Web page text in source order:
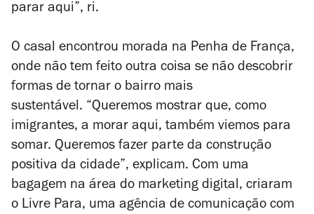
parar aqui” , ri.
O casal encontrou morada na Penha de França,
onde não tem feito outra coisa se não descobrir
formas de tornar o bairro mais
sustentável. “Queremos mostrar que, como
imigrantes, a morar aqui, também viemos para
somar. Queremos fazer parte da construção
positiva da cidade”, explicam. Com uma
bagagem na área do marketing digital, criaram
o Livre Para, uma agência de comunicação com